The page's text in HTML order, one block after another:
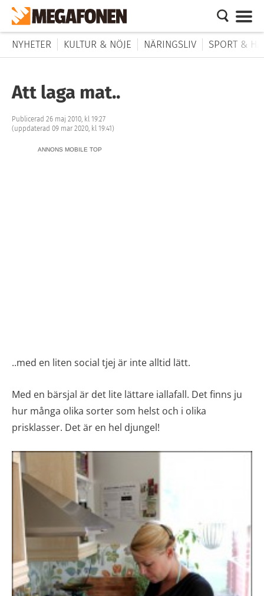
NYHETER KULTUR & NÖJE NÄRINGSLIV SPORT &
Att laga mat..
Publicerad 26 maj 2010, kl 19:27
(uppdaterad 09 mar 2020, kl 19:41)
ANNONS MOBILE TOP
..med en liten social tjej är inte alltid lätt.
Med en bärsjal är det lite lättare iallafall. Det finns ju
hur många olika sorter som helst och i olika
prisklasser. Det är en hel djungel!